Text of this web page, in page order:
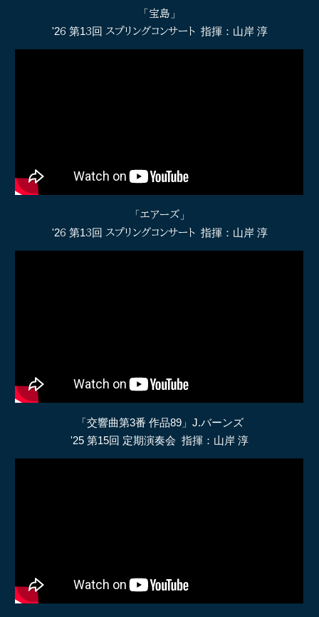
「 宝島 」
'26 第13 回 スプリングコンサート指揮：山岸 淳
「 エアーズ」
'26 第13 回 スプリングコンサート指揮：山岸 淳
「交響曲第3番 作品89」J.バーンズ
'25 第15回 定期演奏会 指揮：山岸 淳